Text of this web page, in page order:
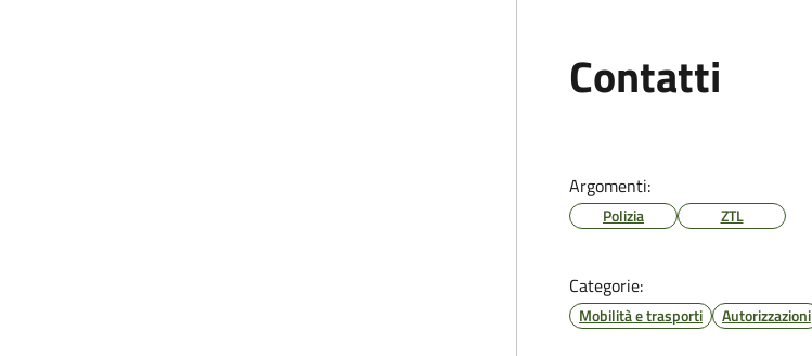
Contatti
Argomenti:
Polizia ZTL
Categorie:
Mobilità e trasporti Autorizzazioni